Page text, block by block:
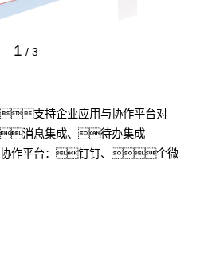
1 / 3
支持企业应用与协作平台对
消息集成、待办集成
作平台：钉钉、企微